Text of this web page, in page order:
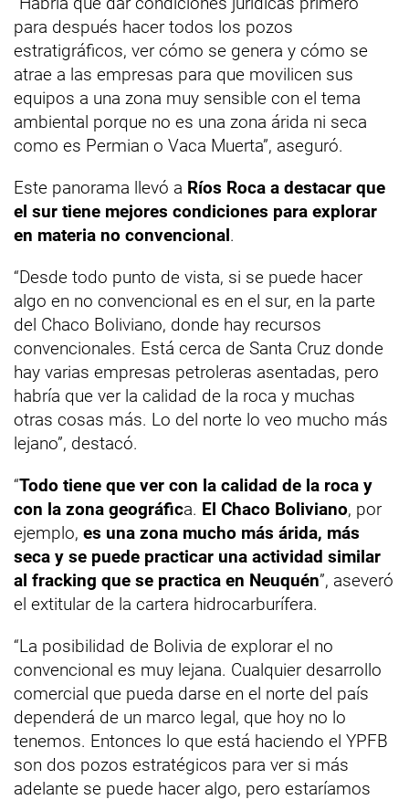
para después hacer todos los pozos
estratigráficos, ver cómo se genera y cómo se
atrae a las empresas para que movilicen sus
equipos a una zona muy sensible con el tema
ambiental porque no es una zona árida ni seca
como es Permian o Vaca Muerta”, aseguró.
Este panorama llevó a Ríos Roca a destacar que
el sur tiene mejores condiciones para explorar
en materia no convencional.
“Desde todo punto de vista, si se puede hacer
algo en no convencional es en el sur, en la parte
del Chaco Boliviano, donde hay recursos
convencionales. Está cerca de Santa Cruz donde
hay varias empresas petroleras asentadas, pero
habría que ver la calidad de la roca y muchas
otras cosas más. Lo del norte lo veo mucho más
lejano”, destacó.
“Todo tiene que ver con la calidad de la roca y
con la zona geográfica. El Chaco Boliviano, por
ejemplo, es una zona mucho más árida, más
seca y se puede practicar una actividad similar
al fracking que se practica en Neuquén”, aseveró
el extitular de la cartera hidrocarburífera.
“La posibilidad de Bolivia de explorar el no
convencional es muy lejana. Cualquier desarrollo
comercial que pueda darse en el norte del país
dependerá de un marco legal, que hoy no lo
tenemos. Entonces lo que está haciendo el YPFB
son dos pozos estratégicos para ver si más
adelante se puede hacer algo, pero estaríamos